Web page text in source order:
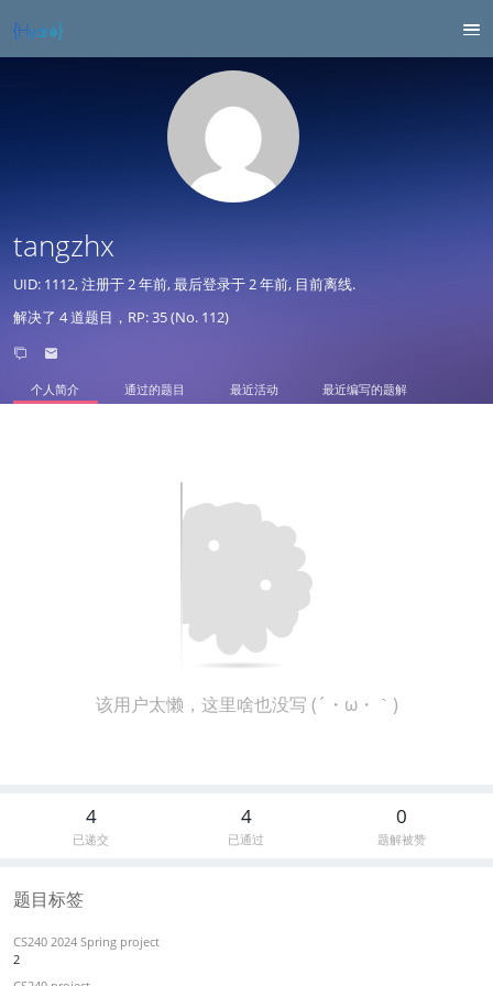
tangzhx
UID: 1112, 注册于2 年前, 最后登录于2 年前, 目前离线.
解决了 4 道题目，RP: 35 (No. 112)
个人简介 通过的题目 最近活动 最近编写的题解
该用户太懒，这里啥也没写 (´・ω・｀)
4
已递交
4
已通过
0
题解被赞
题目标签
CS240 2024 Spring project
2